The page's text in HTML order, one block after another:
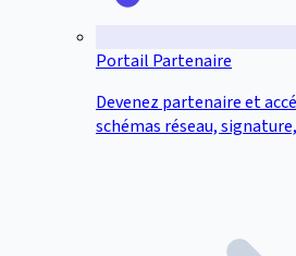
Portail Partenaire
Devenez partenaire et
schémas réseau,